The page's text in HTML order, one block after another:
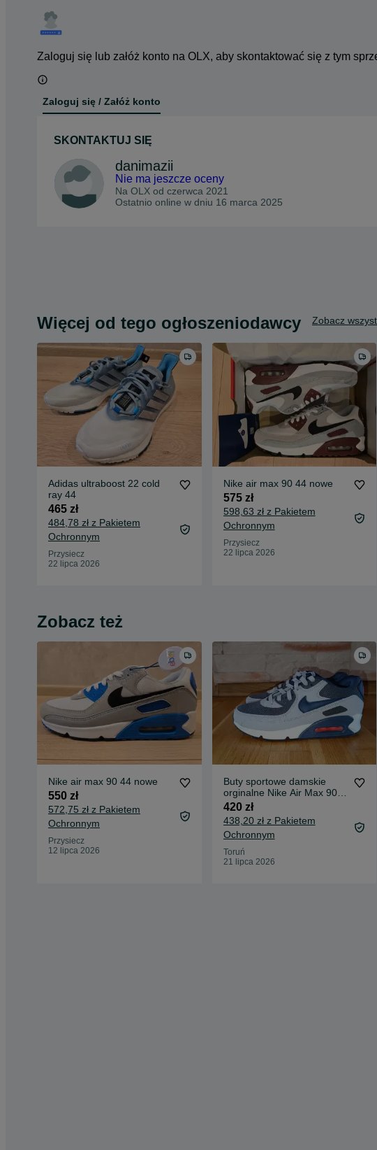
Zaloguj się lub załóż konto na OLX, aby skontaktować się z tym
Zaloguj się / Załóż konto
SKONTAKTUJ SIĘ
danimazii
Nie ma jeszcze oceny
Na OLX od czerwca 2021
Ostatnio online w dniu 16 marca 2025
Więcej od tego ogłoszeniodawcy Zobacz
Adidas ultraboost 22 cold
ray 44
465 zł
484,78 zł z Pakietem
Ochronnym
Przysiecz
22 lipca 2026
Nike air max 90 44 nowe
575 zł
598,63 zł z Pakietem
Ochronnym
Przysiecz
22 lipca 2026
Zobacz też
Nike air max 90 44 nowe
550 zł
572,75 zł z Pakietem
Ochronnym
Przysiecz
12 lipca 2026
Buty sportowe damskie
orginalne Nike Air Max 90
roz 37
420 zł
438,20 zł z Pakietem
Ochronnym
Toruń
21 lipca 2026